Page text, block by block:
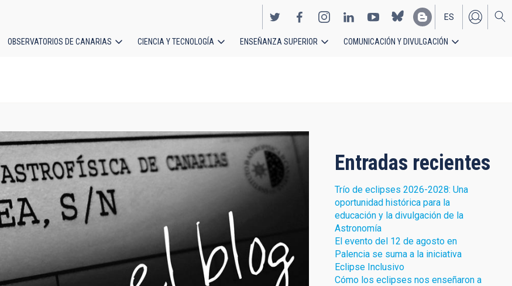
EN
ES
OBSERVATORIOS DE CANARIAS CIENCIA Y TECNOLOGÍA ENSEÑANZA SUPERIOR COMUNICACIÓN Y DIVULGACIÓN
Entradas recientes
Trío de eclipses 2026-2028: Una
oportunidad histórica para la
educación y la divulgación de la
Astronomía
El evento del 12 de agosto en
Palencia se suma a la iniciativa
Eclipse Inclusivo
Cómo los eclipses nos enseñaron a